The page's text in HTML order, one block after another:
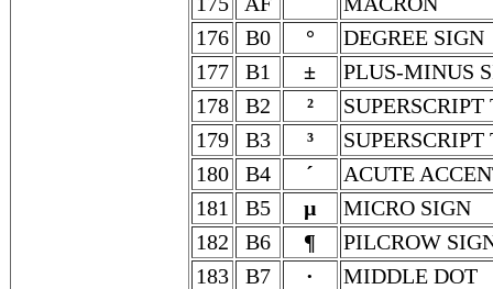
176
B0 °
DEGREE SIGN
177
B1 ±
PLUS-MINUS
178
B2 ²
SUPERSCRIPT
179
B3 ³
SUPERSCRIPT
180
B4 ´
ACUTE
181
B5 µ
MICRO SIGN
182
B6 ¶
PILCROW
183
B7 ·
MIDDLE DOT